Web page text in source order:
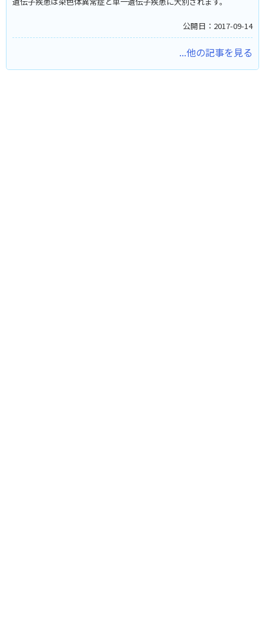
公開日：2017-09-14
...他の記事を見る